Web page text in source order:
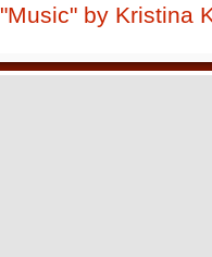
"Music" by Kristina